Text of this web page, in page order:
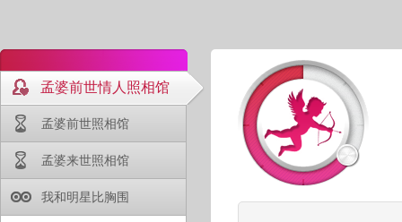
孟婆前世情人照相馆
孟婆前世照相馆
孟婆来世照相馆
我和明星比胸围